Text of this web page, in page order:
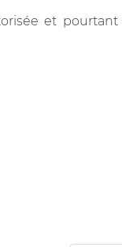
et pourtant